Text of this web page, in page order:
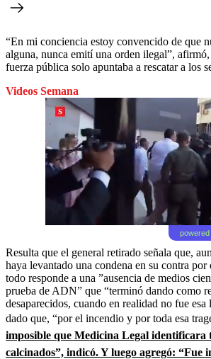
“En mi conciencia estoy convencido de que
alguna, nunca emití una orden ilegal”, afirmó,
fuerza pública solo apuntaba a rescatar a los
Videos Semana
powered
Resulta que el general retirado señala que,
haya levantado una condena en su contra por
todo responde a una ”ausencia de medios
prueba de ADN” que “terminó dando como
desaparecidos, cuando en realidad no fue esa
dado que, “por el incendio y por toda esa
imposible que Medicina Legal identificara
calcinados”, indicó. Y luego agregó: “Fue